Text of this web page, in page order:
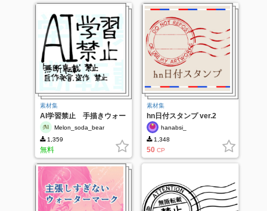
素材集
AI学習禁止 手描きウォー
ターマーク
Melon_soda_bear
1,359
無料
素材集
hn日付スタンプ ver.2
hanabsi_
1,348
50 CP